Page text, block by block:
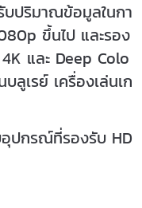
บปริมาณข้อมูลในกา
ขึ้นไป และรอง
และ Deep Colo
ลูเรย์ เครื่องเล่นเก
ปกรณ์ที่รองรับ HD